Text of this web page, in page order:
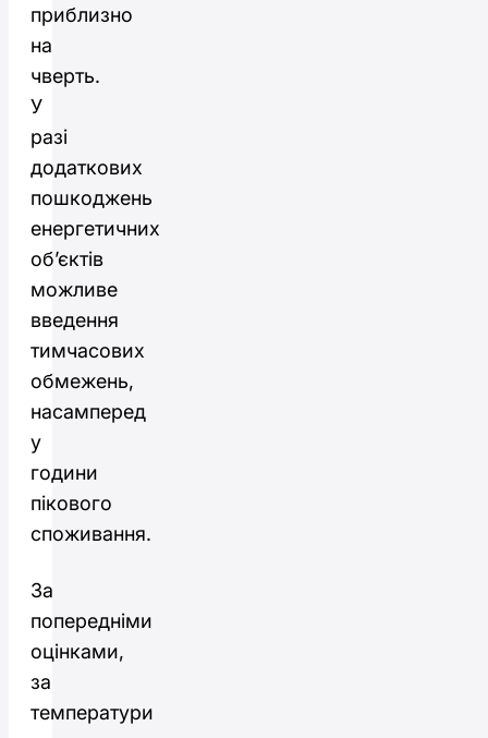
приблизно
на
чверть.
У
разі
додаткових
пошкоджень
енергетичних
об’єктів
можливе
введення
тимчасових
обмежень,
насамперед
у
години
пікового
споживання.
За
попередніми
оцінками,
за
температури